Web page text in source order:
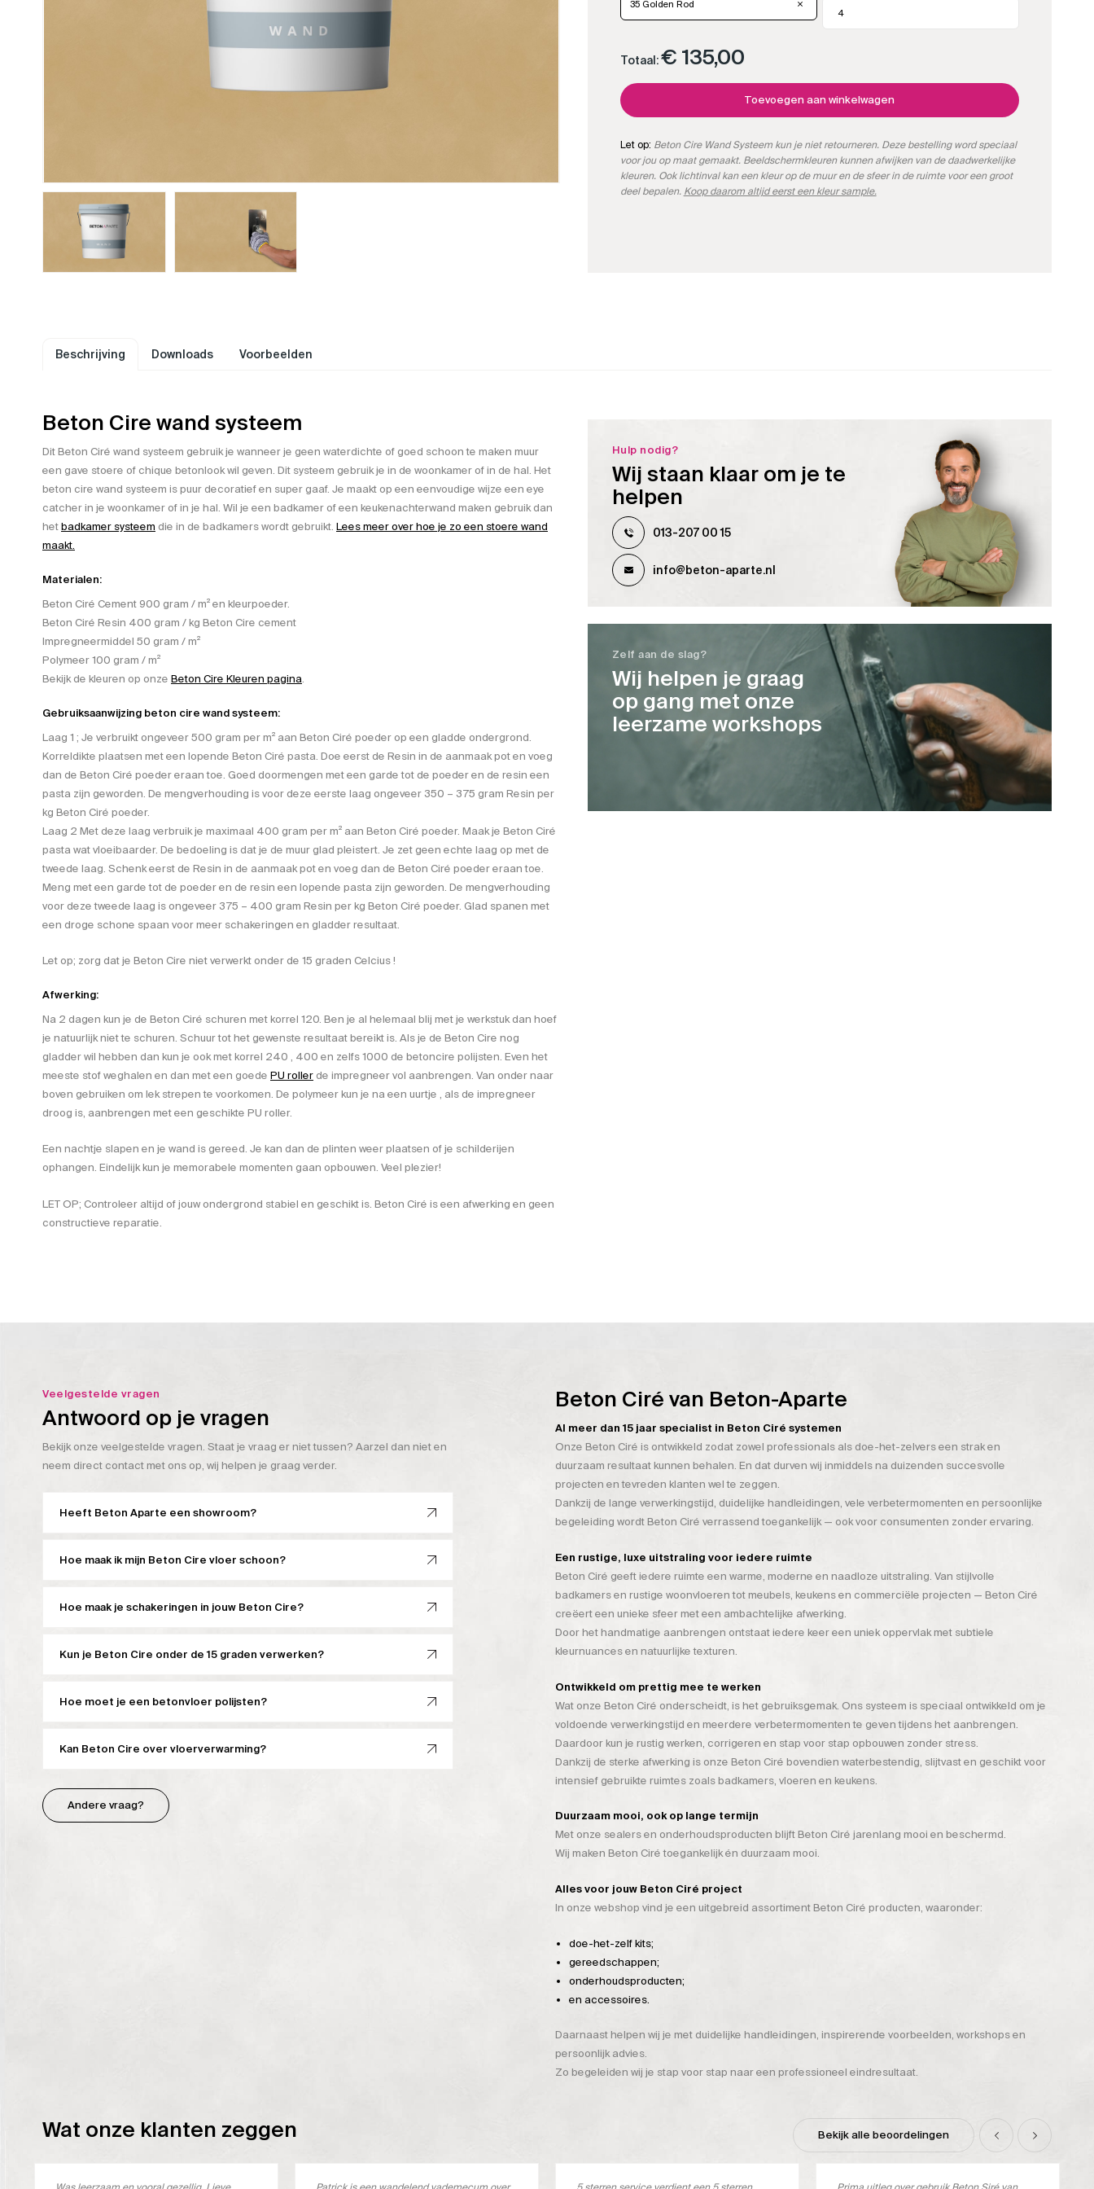
35 Golden Rod
Totaal:€ 135,00
Toevoegen aan winkelwagen
Let op: Beton Cire Wand Systeem kun je niet retourneren. Deze bestelling word speciaal
voor jou op maat gemaakt. Beeldschermkleuren kunnen afwijken van de daadwerkelijke
kleuren. Ook lichtinval kan een kleur op de muur en de sfeer in de ruimte voor een groot
deel bepalen. Koop daarom altijd eerst een kleur sample.
Beschrijving Downloads Voorbeelden
Beton Cire wand systeem
Dit Beton Ciré wand systeem gebruik je wanneer je geen waterdichte of goed schoon te maken muur
een gave stoere of chique betonlook wil geven. Dit systeem gebruik je in de woonkamer of in de hal. Het
beton cire wand systeem is puur decoratief en super gaaf. Je maakt op een eenvoudige wijze een eye
catcher in je woonkamer of in je hal. Wil je een badkamer of een keukenachterwand maken gebruik dan
hetbadkamer systeem die in de badkamers wordt gebruikt. Lees meer over hoe je zo een stoere wand
maakt.
Materialen:
Beton Ciré Cement 900 gram / m² en kleurpoeder.
Beton Ciré Resin 400 gram / kg Beton Cire cement
Impregneermiddel 50 gram / m²
Polymeer 100 gram / m²
Bekijk de kleuren op onze Beton Cire Kleuren pagina.
Gebruiksaanwijzing beton cire wand systeem:
Laag 1 ; Je verbruikt ongeveer 500 gram per m² aan Beton Ciré poeder op een gladde ondergrond.
Korreldikte plaatsen met een lopende Beton Ciré pasta. Doe eerst de Resin in de aanmaak pot en voeg
dan de Beton Ciré poeder eraan toe. Goed doormengen met een garde tot de poeder en de resin een
pasta zijn geworden. De mengverhouding is voor deze eerste laag ongeveer 350 – 375 gram Resin per
kg Beton Ciré poeder.
Laag 2 Met deze laag verbruik je maximaal 400 gram per m² aan Beton Ciré poeder. Maak je Beton Ciré
pasta wat vloeibaarder. De bedoeling is dat je de muur glad pleistert. Je zet geen echte laag op met de
tweede laag. Schenk eerst de Resin in de aanmaak pot en voeg dan de Beton Ciré poeder eraan toe.
Meng met een garde tot de poeder en de resin een lopende pasta zijn geworden. De mengverhouding
voor deze tweede laag is ongeveer 375 – 400 gram Resin per kg Beton Ciré poeder. Glad spanen met
een droge schone spaan voor meer schakeringen en gladder resultaat.
Let op; zorg dat je Beton Cire niet verwerkt onder de 15 graden Celcius !
Afwerking:
Na 2 dagen kun je de Beton Ciré schuren met korrel 120. Ben je al helemaal blij met je werkstuk dan hoef
je natuurlijk niet te schuren. Schuur tot het gewenste resultaat bereikt is. Als je de Beton Cire nog
gladder wil hebben dan kun je ook met korrel 240 , 400 en zelfs 1000 de betoncire polijsten. Even het
meeste stof weghalen en dan met een goede PU roller de impregneer vol aanbrengen. Van onder naar
boven gebruiken om lek strepen te voorkomen. De polymeer kun je na een uurtje , als de impregneer
droog is, aanbrengen met een geschikte PU roller.
Een nachtje slapen en je wand is gereed. Je kan dan de plinten weer plaatsen of je schilderijen
ophangen. Eindelijk kun je memorabele momenten gaan opbouwen. Veel plezier!
LET OP; Controleer altijd of jouw ondergrond stabiel en geschikt is. Beton Ciré is een afwerking en geen
constructieve reparatie.
Hulp nodig?
Wij staan klaar om je te
helpen
013-207 00 15
info@beton-aparte.nl
Zelf aan de slag?
Wij helpen je graag
op gang met onze
leerzame workshops
Veelgestelde vragen
Antwoord op je vragen
Bekijk onze veelgestelde vragen. Staat je vraag er niet tussen? Aarzel dan niet en
neem direct contact met ons op, wij helpen je graag verder.
Heeft Beton Aparte een showroom?
Hoe maak ik mijn Beton Cire vloer schoon?
Hoe maak je schakeringen in jouw Beton Cire?
Kun je Beton Cire onder de 15 graden verwerken?
Hoe moet je een betonvloer polijsten?
Kan Beton Cire over vloerverwarming?
Andere vraag?
Beton Ciré van Beton-Aparte
Al meer dan 15 jaar specialist in Beton Ciré systemen
Onze Beton Ciré is ontwikkeld zodat zowel professionals als doe-het-zelvers een strak en
duurzaam resultaat kunnen behalen. En dat durven wij inmiddels na duizenden succesvolle
projecten en tevreden klanten wel te zeggen.
Dankzij de lange verwerkingstijd, duidelijke handleidingen, vele verbetermomenten en persoonlijke
begeleiding wordt Beton Ciré verrassend toegankelijk — ook voor consumenten zonder ervaring.
Een rustige, luxe uitstraling voor iedere ruimte
Beton Ciré geeft iedere ruimte een warme, moderne en naadloze uitstraling. Van stijlvolle
badkamers en rustige woonvloeren tot meubels, keukens en commerciële projecten — Beton Ciré
creëert een unieke sfeer met een ambachtelijke afwerking.
Door het handmatige aanbrengen ontstaat iedere keer een uniek oppervlak met subtiele
kleurnuances en natuurlijke texturen.
Ontwikkeld om prettig mee te werken
Wat onze Beton Ciré onderscheidt, is het gebruiksgemak. Ons systeem is speciaal ontwikkeld om je
voldoende verwerkingstijd en meerdere verbetermomenten te geven tijdens het aanbrengen.
Daardoor kun je rustig werken, corrigeren en stap voor stap opbouwen zonder stress.
Dankzij de sterke afwerking is onze Beton Ciré bovendien waterbestendig, slijtvast en geschikt voor
intensief gebruikte ruimtes zoals badkamers, vloeren en keukens.
Duurzaam mooi, ook op lange termijn
Met onze sealers en onderhoudsproducten blijft Beton Ciré jarenlang mooi en beschermd.
Wij maken Beton Ciré toegankelijk én duurzaam mooi.
Alles voor jouw Beton Ciré project
In onze webshop vind je een uitgebreid assortiment Beton Ciré producten, waaronder:
doe-het-zelf kits;
gereedschappen;
onderhoudsproducten;
en accessoires.
Daarnaast helpen wij je met duidelijke handleidingen, inspirerende voorbeelden, workshops en
persoonlijk advies.
Zo begeleiden wij je stap voor stap naar een professioneel eindresultaat.
Wat onze klanten zeggen Bekijk alle beoordelingen